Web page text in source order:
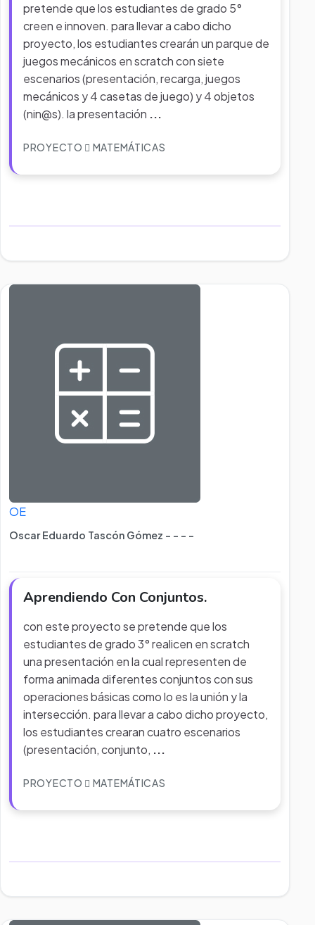
pretende que los estudiantes de grado 5°
creen e innoven. para llevar a cabo dicho
proyecto, los estudiantes crearán un parque de
juegos mecánicos en scratch con siete
escenarios (presentación, recarga, juegos
mecánicos y 4 casetas de juego) y 4 objetos
(nin@s). la presentación ...
PROYECTO MATEMÁTICAS
OE
Oscar Eduardo Tascón Gómez - - - -
Aprendiendo Con Conjuntos.
con este proyecto se pretende que los
estudiantes de grado 3° realicen en scratch
una presentación en la cual representen de
forma animada diferentes conjuntos con sus
operaciones básicas como lo es la unión y la
intersección. para llevar a cabo dicho proyecto,
los estudiantes crearan cuatro escenarios
(presentación, conjunto, ...
PROYECTO MATEMÁTICAS